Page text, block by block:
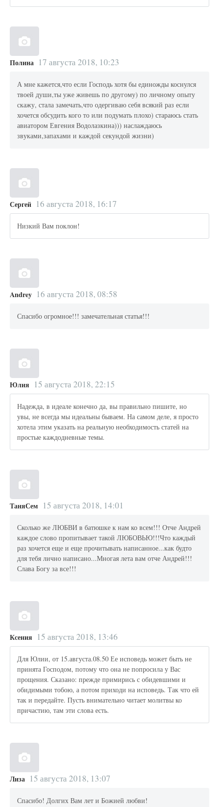
Полина 17 августа 2018, 10:23
А мне кажется,что если Господь хотя бы единожды коснулся
твоей души,ты уже живешь по другому) по личному опыту
скажу, стала замечать,что одергиваю себя всякий раз если
хочется обсудить кого то или подумать плохо) стараюсь стать
авиатором Евгения Водолазкина))) наслаждаюсь
звуками,запахами и каждой секундой жизни)
Сергей 16 августа 2018, 16:17
Низкий Вам поклон!
Andrey 16 августа 2018, 08:58
Спасибо огромное!!! замечательная статья!!!
Юлия 15 августа 2018, 22:15
Надежда, в идеале конечно да, вы правильно пишите, но
увы, не всегда мы идеальны бываем. На самом деле, я просто
хотела этим указать на реальную необходимость статей на
простые каждодневные темы.
ТаняСем 15 августа 2018, 14:01
Сколько же ЛЮБВИ в батюшке к нам ко всем!!! Отче Андрей
каждое слово пропитывает такой ЛЮБОВЬЮ!!!Что каждый
раз хочется еще и еще прочитывать написанное...как будто
для тебя лично написано...Многая лета вам отче Андрей!!!
Слава Богу за все!!!
Ксения 15 августа 2018, 13:46
Для Юлии, от 15.августа.08.50 Ее исповедь может быть не
принята Господом, потому что она не попросила у Вас
прощения. Сказано: прежде примирись с обидевшими и
обидимыми тобою, а потом приходи на исповедь. Так что ей
так и передайте. Пусть внимательно читает молитвы ко
причастию, там эти слова есть.
Лиза 15 августа 2018, 13:07
Спасибо! Долгих Вам лет и Божией любви!